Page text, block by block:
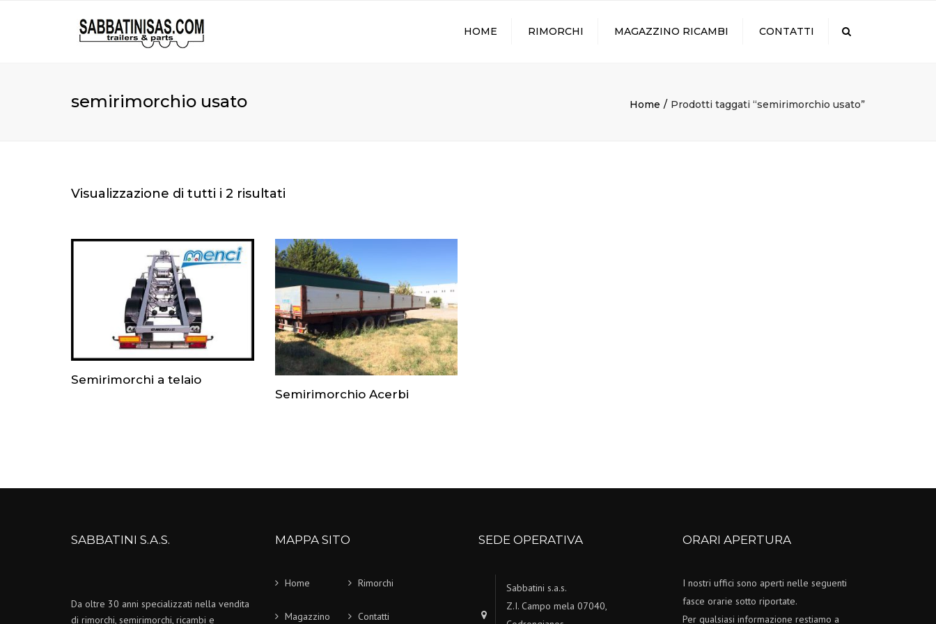
HOME RIMORCHI MAGAZZINO RICAMBI CONTATTI
semirimorchio usato Home Prodotti taggati “semirimorchio usato”
Visualizzazione di tutti i 2 risultati
Semirimorchi a telaio
Semirimorchio Acerbi
SABBATINI S.A.S.
Da oltre 30 anni specializzati nella vendita
di rimorchi, semirimorchi, ricambi e
MAPPA SITO
Home Rimorchi
Magazzino Contatti
SEDE OPERATIVA
Sabbatini s.a.s.
Z.I. Campo mela 07040,
ORARI APERTURA
I nostri uffici sono aperti nelle seguenti
fasce orarie sotto riportate.
Per qualsiasi informazione restiamo a